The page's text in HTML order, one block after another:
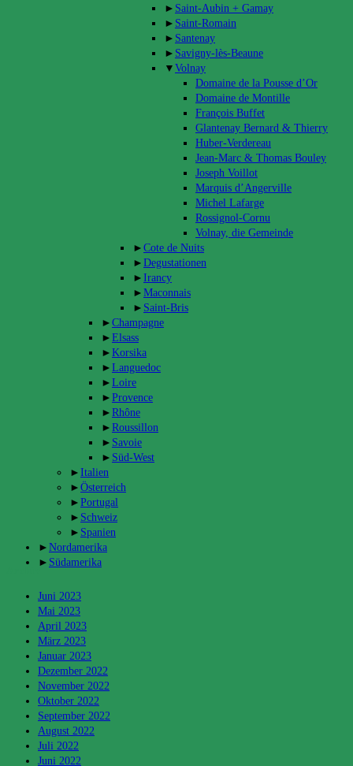
► Saint-Aubin + Gamay
► Saint-Romain
► Santenay
► Savigny-lès-Beaune
▼ Volnay
Domaine de la Pousse d’Or
Domaine de Montille
François Buffet
Glantenay Bernard & Thierry
Huber-Verdereau
Jean-Marc & Thomas Bouley
Joseph Voillot
Marquis d’Angerville
Michel Lafarge
Rossignol-Cornu
Volnay, die Gemeinde
► Cote de Nuits
► Degustationen
► Irancy
► Maconnais
► Saint-Bris
► Champagne
► Elsass
► Korsika
► Languedoc
► Loire
► Provence
► Rhône
► Roussillon
► Savoie
► Süd-West
► Italien
► Österreich
► Portugal
► Schweiz
► Spanien
► Nordamerika
► Südamerika
Juni 2023
Mai 2023
April 2023
März 2023
Januar 2023
Dezember 2022
November 2022
Oktober 2022
September 2022
August 2022
Juli 2022
Juni 2022